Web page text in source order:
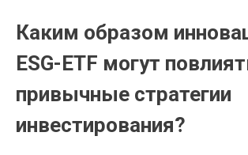
Каким образом
ESG-ETF могут
привычные стратегии
инвестирования?